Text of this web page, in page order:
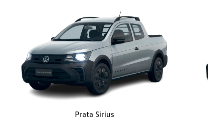
Prata Sirius